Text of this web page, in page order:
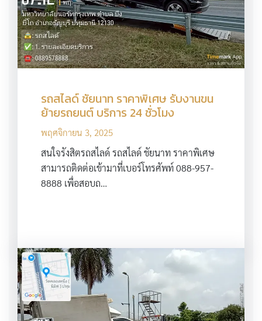
รถสไลด์ ชัยนาท ราคาพิเศษ รับงานขน
ย้ายรถยนต์ บริการ 24 ชั่วโมง
พฤศจิกายน 3, 2025
สนใจรังสิตรถสไลด์ รถสไลด์ ชัยนาท ราคาพิเศษ
สามารถติดต่อเข้ามาที่เบอร์โทรศัพท์ 088-957-
8888 เพื่อสอบถ…